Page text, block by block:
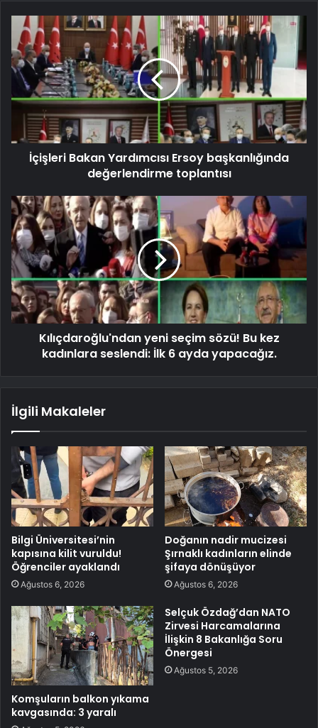
İçişleri Bakan Yardımcısı Ersoy başkanlığında
değerlendirme toplantısı
Kılıçdaroğlu'ndan yeni seçim sözü! Bu kez
kadınlara seslendi: İlk 6 ayda yapacağız.
İlgili Makaleler
Bilgi Üniversitesi’nin
kapısına kilit vuruldu!
Öğrenciler ayaklandı
Ağustos 6, 2026
Doğanın nadir mucizesi
Şırnaklı kadınların elinde
şifaya dönüşüyor
Ağustos 6, 2026
Komşuların balkon yıkama
kavgasında: 3 yaralı
Selçuk Özdağ’dan NATO
Zirvesi Harcamalarına
İlişkin 8 Bakanlığa Soru
Önergesi
Ağustos 5, 2026